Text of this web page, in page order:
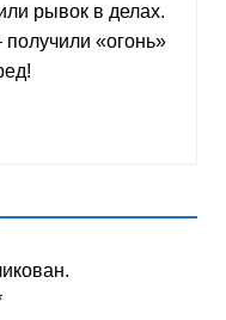
рывок в делах.
«огонь»